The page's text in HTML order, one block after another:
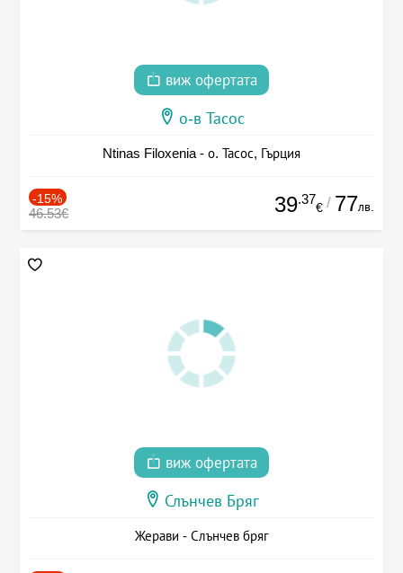
виж офертата
о-в Тасос
Ntinas Filoxenia - о. Тасос, Гърция
-15%
46.53€ 39.37
€ / 77лв.
виж офертата
Слънчев Бряг
Жерави - Слънчев бряг